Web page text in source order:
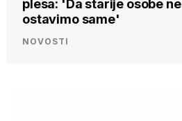
plesa: 'Da starije osobe ne
ostavimo same'
NOVOSTI